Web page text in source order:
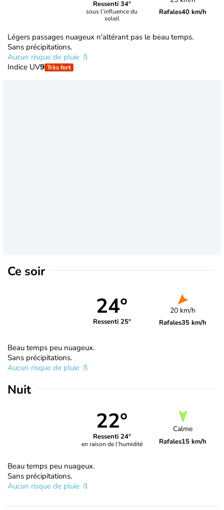
Ressenti 34°
sous l’influence du
soleil
Rafales40 km/h
Légers passages nuageux n'altérant pas le beau temps.
Sans précipitations.
Aucun risque de pluie
Indice UV9 Très fort
Ce soir
24°
Ressenti 25°
20 km/h
Rafales35 km/h
Beau temps peu nuageux.
Sans précipitations.
Aucun risque de pluie
Nuit
22°
Ressenti 24°
en raison de l'humidité
Calme
Rafales15 km/h
Beau temps peu nuageux.
Sans précipitations.
Aucun risque de pluie